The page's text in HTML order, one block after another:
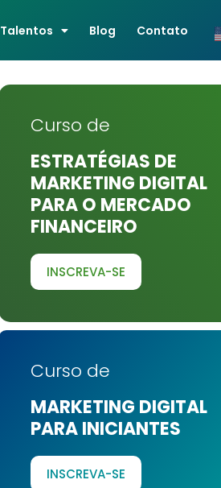
Talentos Blog Contato
Curso de
ESTRATÉGIAS DE
MARKETING DIGITAL
PARA O MERCADO
FINANCEIRO
INSCREVA-SE
Curso de
MARKETING DIGITAL
PARA INICIANTES
INSCREVA-SE